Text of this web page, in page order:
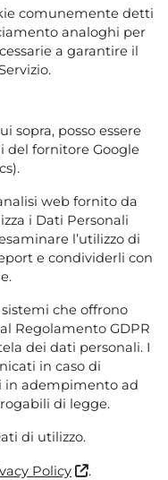
comunemente detti
analoghi per
a garantire il
sopra, posso essere
del fornitore Google
web fornito da
i Dati Personali
l’utilizzo di
e condividerli con
che offrono
Regolamento GDPR
dei dati personali. I
in caso di
in adempimento ad
di legge.
di utilizzo.
Policy .